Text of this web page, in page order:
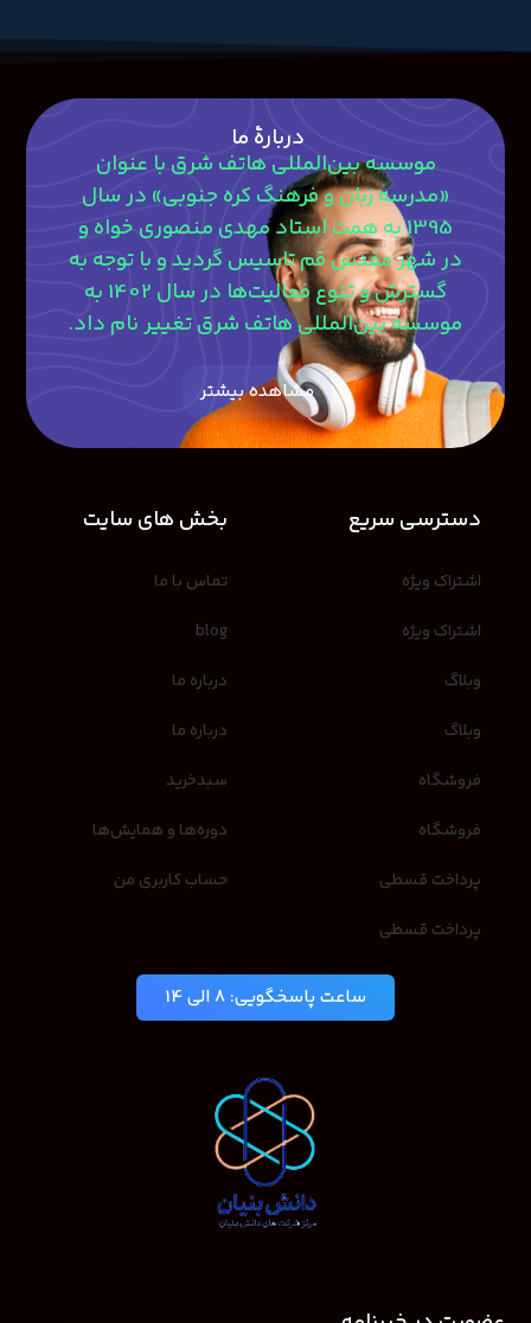
دربارۀ ما
موسسه بین‌المللی هاتف شرق با عنوان
«مدرسه زبان و فرهنگ کره جنوبی» در سال
1395 به همت استاد مهدی منصوری‎ خواه و
در شهر مقدس قم تاسیس گردید و با توجه به
گسترش و تنوع فعالیت‌ها در سال 1402 به
موسسه بین‌المللی هاتف شرق تغییر نام داد.
مشاهده بیشتر
دسترسی سریع
اشتراک ویژه
اشتراک ویژه
وبلاگ
وبلاگ
فروشگاه
فروشگاه
پرداخت قسطی
پرداخت قسطی
بخش های سایت
تماس با ما
blog
درباره ما
درباره ما
سبدخرید
دوره‌ها و همایش‌ها
حساب کاربری من
ساعت پاسخگویی: 8 الی 14